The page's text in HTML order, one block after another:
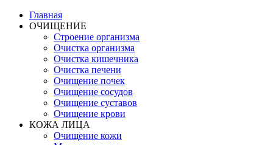
Главная
ОЧИЩЕНИЕ
Строение организма
Очистка организма
Очистка кишечника
Очистка печени
Очищение почек
Очищение сосудов
Очищение суставов
Очищение крови
КОЖА ЛИЦА
Очищение кожи